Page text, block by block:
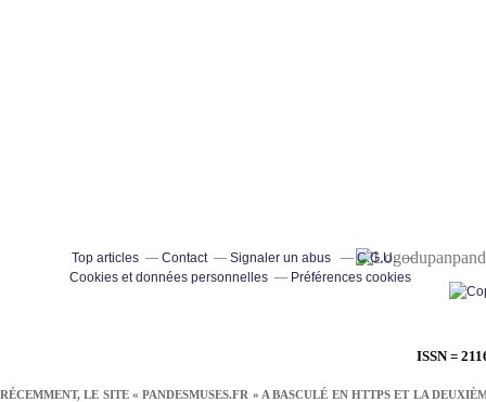
ISSN =
RÉCEMMENT, LE SITE « PANDESMUSES.FR » A BASCULÉ EN HTTPS ET LA
Top articles Contact Signaler un abus
C.G.U.
Cookies et données personnelles
Préférences cookies